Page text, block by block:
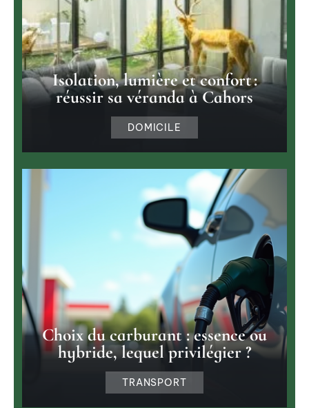
Isolation, lumière et confort :
réussir sa véranda à Cahors
DOMICILE
Choix du carburant : essence ou
hybride, lequel privilégier ?
TRANSPORT